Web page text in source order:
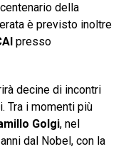
della
è previsto inoltre
presso
decine di incontri
Tra i momenti più
Golgi, nel
dal Nobel, con la